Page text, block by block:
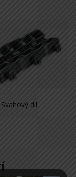
Svahový díl